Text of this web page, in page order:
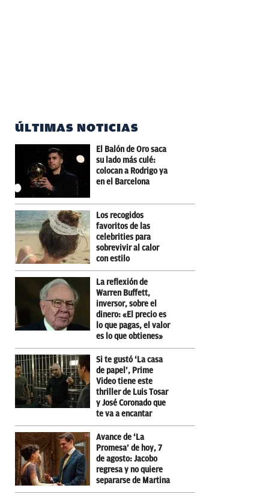
ÚLTIMAS NOTICIAS
El Balón de Oro saca
su lado más culé:
colocan a Rodrigo ya
en el Barcelona
Los recogidos
favoritos de las
celebrities para
sobrevivir al calor
con estilo
La reflexión de
Warren Buffett,
inversor, sobre el
dinero: «El precio es
lo que pagas, el valor
es lo que obtienes»
Si te gustó ‘La casa
de papel’, Prime
Video tiene este
thriller de Luis Tosar
y José Coronado que
te va a encantar
Avance de ‘La
Promesa’ de hoy, 7
de agosto: Jacobo
regresa y no quiere
separarse de Martina